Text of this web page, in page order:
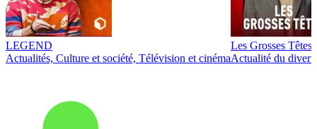
LEGEND
Actualités, Culture et société, Télévision et cinéma
Les Grosses Têtes
Actualité du